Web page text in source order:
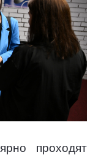
проходят